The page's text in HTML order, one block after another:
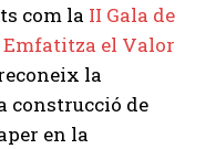
com la II Gala de
Emfatitza el Valor
la
construcció de
en la